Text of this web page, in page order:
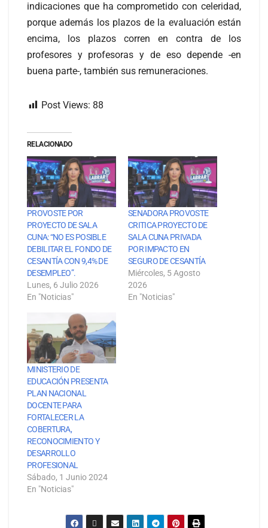
indicaciones que ha comprometido con celeridad,
porque además los plazos de la evaluación están
encima, los plazos corren en contra de los
profesores y profesoras y de eso depende -en
buena parte-, también sus remuneraciones.
Post Views: 88
RELACIONADO
PROVOSTE POR
PROYECTO DE SALA
CUNA: “NO ES POSIBLE
DEBILITAR EL FONDO DE
CESANTÍA CON 9,4% DE
DESEMPLEO”.
Lunes, 6 Julio 2026
En "Noticias"
SENADORA PROVOSTE
CRITICA PROYECTO DE
SALA CUNA PRIVADA
POR IMPACTO EN
SEGURO DE CESANTÍA
Miércoles, 5 Agosto
2026
En "Noticias"
MINISTERIO DE
EDUCACIÓN PRESENTA
PLAN NACIONAL
DOCENTE PARA
FORTALECER LA
COBERTURA,
RECONOCIMIENTO Y
DESARROLLO
PROFESIONAL
Sábado, 1 Junio 2024
En "Noticias"